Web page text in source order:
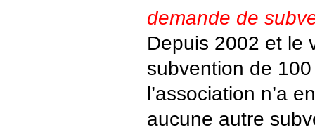
demande de
Depuis 2002 et le
subvention de
l’association n’a
aucune autre